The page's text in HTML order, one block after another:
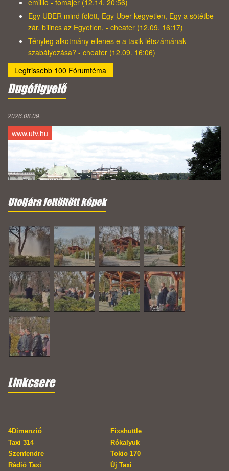
Egy UBER mind fölött, Egy Uber kegyetlen, Egy a sötétbe
zár, bilincs az Egyetlen, - cheater (12.09. 16:17)
Tényleg alkotmány ellenes e a taxik létszámának
szabályozása? - cheater (12.09. 16:06)
Legfrissebb 100 Fórumtéma
Dugófigyelő
2026.08.09.
www.utv.hu
Utoljára feltöltött képek
Linkcsere
4Dimenzió
Fixshuttle
Taxi 314
Szentendre
Rókalyuk
Tokio 170
Rádió Taxi
Új Taxi